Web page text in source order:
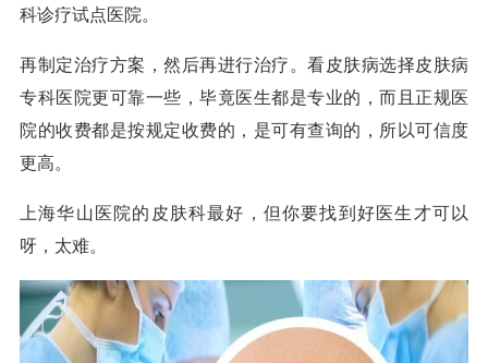
科诊疗试点医院。
再制定治疗方案，然后再进行治疗。看皮肤病选择皮肤病
专科医院更可靠一些，毕竟医生都是专业的，而且正规医
院的收费都是按规定收费的，是可有查询的，所以可信度
更高。
上海华山医院的皮肤科最好，但你要找到好医生才可以
呀，太难。